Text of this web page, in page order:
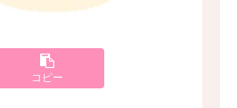
コピー